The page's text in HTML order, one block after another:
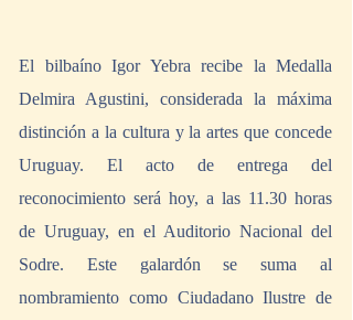
El bilbaíno Igor Yebra recibe la Medalla
Delmira Agustini, considerada la máxima
distinción a la cultura y la artes que concede
Uruguay. El acto de entrega del
reconocimiento será hoy, a las 11.30 horas
de Uruguay, en el Auditorio Nacional del
Sodre. Este galardón se suma al
nombramiento como Ciudadano Ilustre de